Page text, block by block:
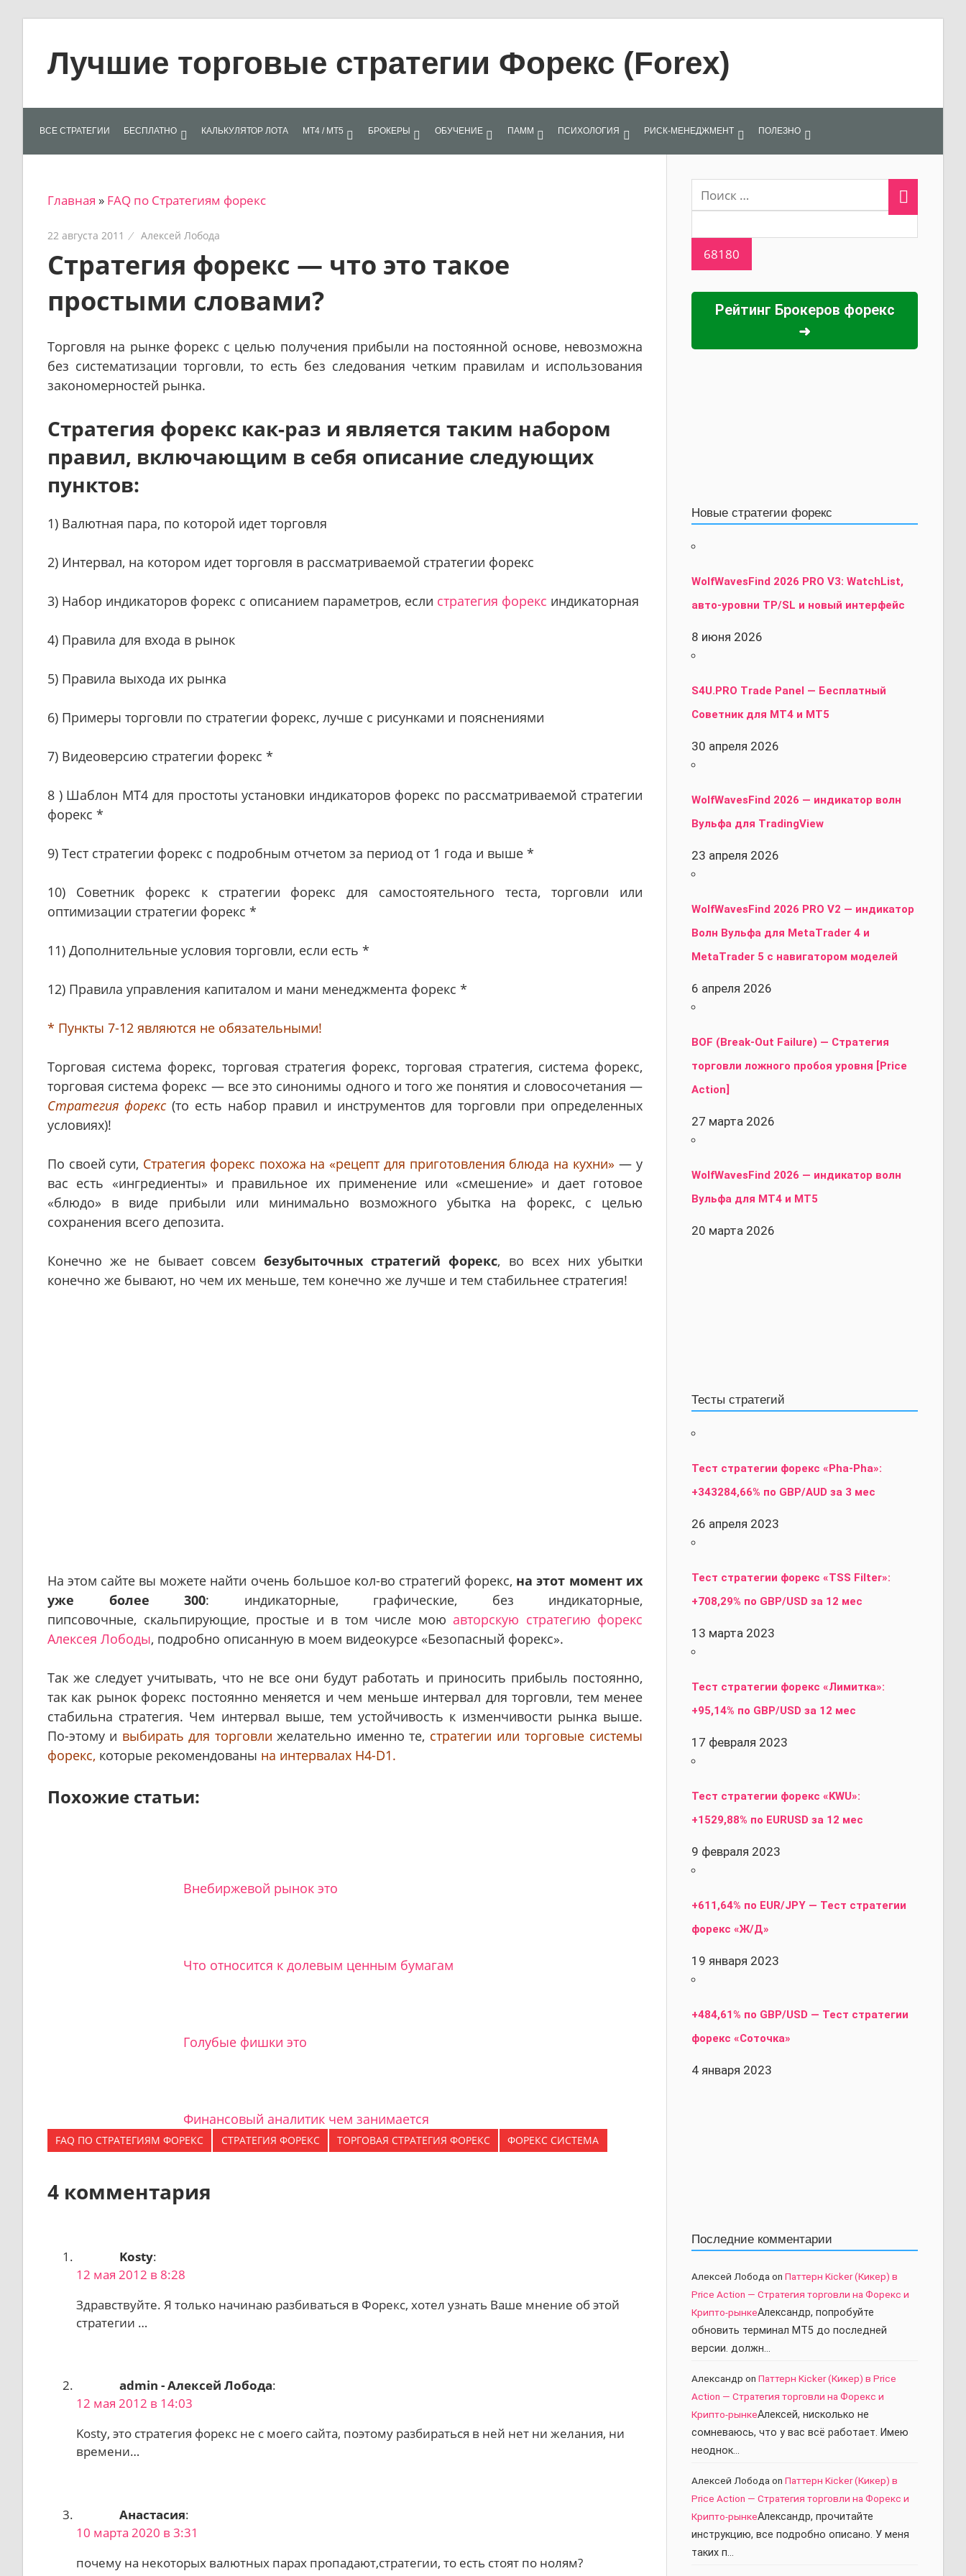
contentЛучшие торговые стратегии Форекс (Forex)
для
рынках:
сигналы,
новости…
ВСЕ СТРАТЕГИИ БЕСПЛАТНО КАЛЬКУЛЯТОР ЛОТА МТ4 / МТ5 БРОКЕРЫ ОБУЧЕНИЕ ПАММ ПСИХОЛОГИЯ РИСК-МЕНЕДЖМЕНТ ПОЛЕЗНО
Главная » FAQ по Стратегиям форекс
22 августа 2011 Алексей Лобода
Стратегия форекс — что это такое
простыми словами?
Торговля на рынке форекс с целью получения прибыли на постоянной основе, невозможна
без систематизации торговли, то есть без следования четким правилам и использования
закономерностей рынка.
Стратегия форекс как-раз и является таким набором
правил, включающим в себя описание следующих
пунктов:
1) Валютная пара, по которой идет торговля
2) Интервал, на котором идет торговля в рассматриваемой стратегии форекс
3) Набор индикаторов форекс с описанием параметров, если стратегия форекс индикаторная
4) Правила для входа в рынок
5) Правила выхода их рынка
6) Примеры торговли по стратегии форекс, лучше с рисунками и пояснениями
7) Видеоверсию стратегии форекс *
8 ) Шаблон МТ4 для простоты установки индикаторов форекс по рассматриваемой стратегии
форекс *
9) Тест стратегии форекс с подробным отчетом за период от 1 года и выше *
10) Советник форекс к стратегии форекс для самостоятельного теста, торговли или
оптимизации стратегии форекс *
11) Дополнительные условия торговли, если есть *
12) Правила управления капиталом и мани менеджмента форекс *
* Пункты 7-12 являются не обязательными!
Торговая система форекс, торговая стратегия форекс, торговая стратегия, система форекс,
торговая система форекс — все это синонимы одного и того же понятия и словосочетания —
Стратегия форекс (то есть набор правил и инструментов для торговли при определенных
условиях)!
По своей сути, Стратегия форекс похожа на «рецепт для приготовления блюда на кухни» — у
вас есть «ингредиенты» и правильное их применение или «смешение» и дает готовое
«блюдо» в виде прибыли или минимально возможного убытка на форекс, с целью
сохранения всего депозита.
Конечно же не бывает совсем безубыточных стратегий форекс, во всех них убытки
конечно же бывают, но чем их меньше, тем конечно же лучше и тем стабильнее стратегия!
На этом сайте вы можете найти очень большое кол-во стратегий форекс, на этот момент их
уже более 300: индикаторные, графические, без индикаторные,
пипсовочные, скальпирующие, простые и в том числе мою авторскую стратегию форекс
Алексея Лободы, подробно описанную в моем видеокурсе «Безопасный форекс».
Так же следует учитывать, что не все они будут работать и приносить прибыль постоянно,
так как рынок форекс постоянно меняется и чем меньше интервал для торговли, тем менее
стабильна стратегия. Чем интервал выше, тем устойчивость к изменчивости рынка выше.
По-этому и выбирать для торговли желательно именно те, стратегии или торговые системы
форекс, которые рекомендованы на интервалах H4-D1.
Похожие статьи:
Внебиржевой рынок это
Что относится к долевым ценным бумагам
Голубые фишки это
Финансовый аналитик чем занимается
FAQ ПО СТРАТЕГИЯМ ФОРЕКС СТРАТЕГИЯ ФОРЕКС ТОРГОВАЯ СТРАТЕГИЯ ФОРЕКС ФОРЕКС СИСТЕМА
4 комментария
Kosty:
12 мая 2012 в 8:28
Здравствуйте. Я только начинаю разбиваться в Форекс, хотел узнать Ваше мнение об этой
стратегии …
admin - Алексей Лобода:
12 мая 2012 в 14:03
Kosty, это стратегия форекс не с моего сайта, поэтому разбираться в ней нет ни желания, ни
времени…
Анастасия:
10 марта 2020 в 3:31
почему на некоторых валютных парах пропадают,стратегии, то есть стоят по нолям?
Рейтинг Брокеров форекс
➜
Новые стратегии форекс
WolfWavesFind 2026 PRO V3: WatchList,
авто-уровни TP/SL и новый интерфейс
8 июня 2026
S4U.PRO Trade Panel — Бесплатный
Советник для MT4 и MT5
30 апреля 2026
WolfWavesFind 2026 — индикатор волн
Вульфа для TradingView
23 апреля 2026
WolfWavesFind 2026 PRO V2 — индикатор
Волн Вульфа для MetaTrader 4 и
MetaTrader 5 с навигатором моделей
6 апреля 2026
BOF (Break-Out Failure) — Стратегия
торговли ложного пробоя уровня [Price
Action]
27 марта 2026
WolfWavesFind 2026 — индикатор волн
Вульфа для MT4 и MT5
20 марта 2026
Тесты стратегий
Тест стратегии форекс «Pha-Pha»:
+343284,66% по GBP/AUD за 3 мес
26 апреля 2023
Тест стратегии форекс «TSS Filter»:
+708,29% по GBP/USD за 12 мес
13 марта 2023
Тест стратегии форекс «Лимитка»:
+95,14% по GBP/USD за 12 мес
17 февраля 2023
Тест стратегии форекс «KWU»:
+1529,88% по EURUSD за 12 мес
9 февраля 2023
+611,64% по EUR/JPY — Тест стратегии
форекс «Ж/Д»
19 января 2023
+484,61% по GBP/USD — Тест стратегии
форекс «Соточка»
4 января 2023
Последние комментарии
Алексей Лободаon Паттерн Kicker (Кикер) в
Price Action — Стратегия торговли на Форекс и
Крипто-рынкеАлександр, попробуйте
обновить терминал МТ5 до последней
версии. должн…
Александр on Паттерн Kicker (Кикер) в Price
Action — Стратегия торговли на Форекс и
Крипто-рынкеАлексей, нисколько не
сомневаюсь, что у вас всё работает. Имею
неоднок…
Алексей Лободаon Паттерн Kicker (Кикер) в
Price Action — Стратегия торговли на Форекс и
Крипто-рынкеАлександр, прочитайте
инструкцию, все подробно описано. У меня
таких п…